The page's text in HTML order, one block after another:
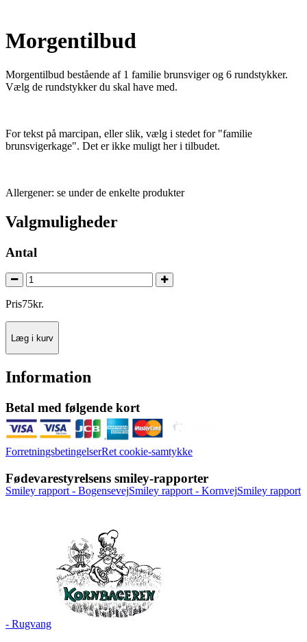
Morgentilbud
Morgentilbud bestående af 1 familie brunsviger og 6 rundstykker.
Vælg de rundstykker du skal have med.
For tekst på marcipan, eller slik, vælg i stedet for "familie
brunsvigerkage". Det er ikke muligt her i tilbudet.
Allergener: se under de enkelte produkter
Valgmuligheder
Antal
Pris75kr.
Læg i kurv
Information
Betal med følgende kort
ForretningsbetingelserRet cookie-samtykke
Fødevarestyrelsens smiley-rapporter
Smiley rapport - BogensevejSmiley rapport - KornvejSmiley rapport
- Rugvang